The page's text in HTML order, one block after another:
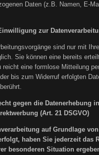
Daten (z.B. Namen, E-
zur
sind nur mit
Sie können eine bereits
reicht eine formlose Mitteilung
bis zum Widerruf erfolgten
gegen die Datenerhebung
(Art. 21 DSGVO)
auf Grundlage
haben Sie jederzeit das
besonderen Situation